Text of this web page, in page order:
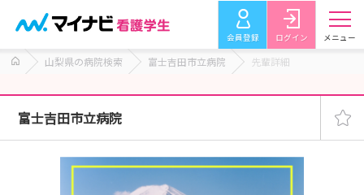
会員登録 ログイン メニュー
山梨県の病院検索 富士吉田市立病院 先輩詳細
富士吉田市立病院